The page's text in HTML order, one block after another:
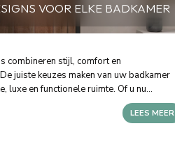
VOOR ELKE BADKAMER
combineren stijl, comfort en
juiste keuzes maken van uw badkamer
luxe en functionele ruimte. Of u nu...
LEES MEER